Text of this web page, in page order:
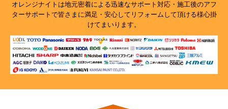
オレンジナイトは地元密着による迅速なサポート対応・施工後のアフ
ターサポートで皆さまに満足・安心してリフォームして頂ける様心掛
けてまいります。